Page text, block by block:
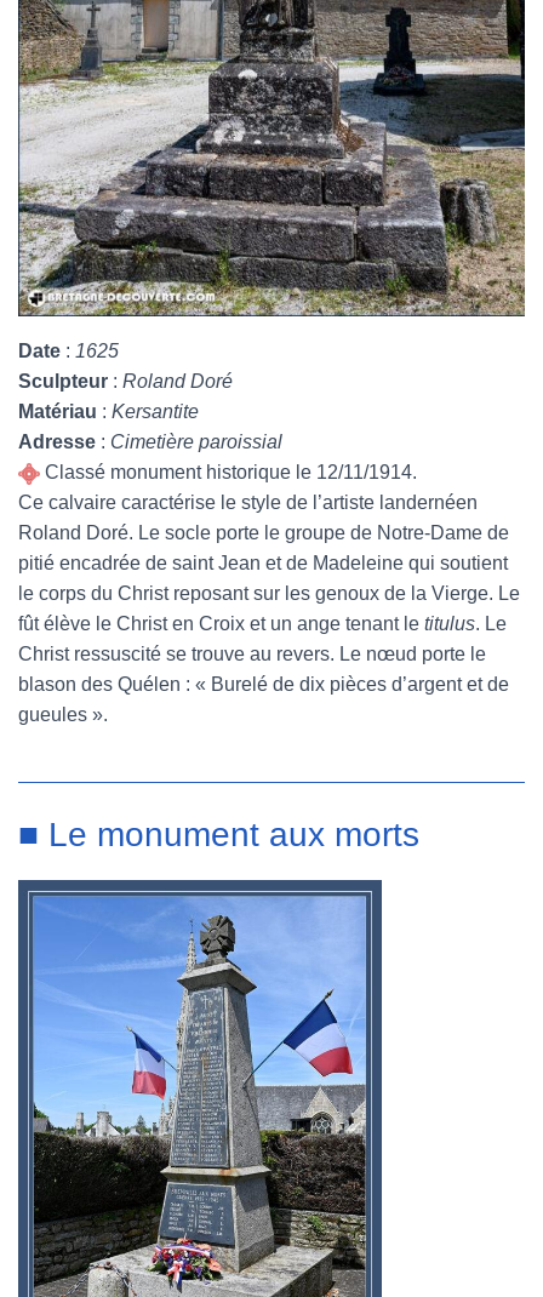
Date : 1625
Sculpteur : Roland Doré
Matériau : Kersantite
Adresse : Cimetière paroissial
Classé monument historique le 12/11/1914.
Ce calvaire caractérise le style de l’artiste landernéen
Roland Doré. Le socle porte le groupe de Notre-Dame de
pitié encadrée de saint Jean et de Madeleine qui soutient
le corps du Christ reposant sur les genoux de la Vierge. Le
fût élève le Christ en Croix et un ange tenant le titulus. Le
Christ ressuscité se trouve au revers. Le nœud porte le
blason des Quélen : « Burelé de dix pièces d’argent et de
gueules ».
■ Le monument aux morts